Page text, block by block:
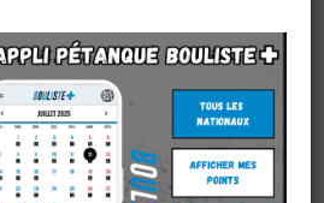
Publier un
concours